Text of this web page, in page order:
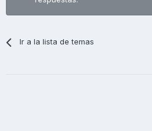
Ir a la lista de temas